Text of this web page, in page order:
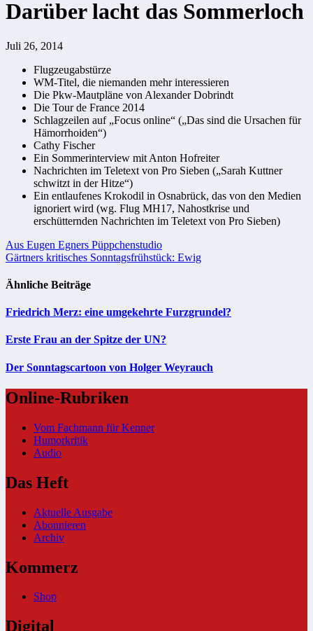
Darüber lacht das Sommerloch
Juli 26, 2014
Flugzeugabstürze
WM-Titel, die niemanden mehr interessieren
Die Pkw-Mautpläne von Alexander Dobrindt
Die Tour de France 2014
Schlagzeilen auf „Focus online“ („Das sind die Ursachen für
Hämorrhoiden“)
Cathy Fischer
Ein Sommerinterview mit Anton Hofreiter
Nachrichten im Teletext von Pro Sieben („Sarah Kuttner
schwitzt in der Hitze“)
Ein entlaufenes Krokodil in Osnabrück, das von den Medien
ignoriert wird (wg. Flug MH17, Nahostkrise und
erschütternden Nachrichten im Teletext von Pro Sieben)
Beitragsnavigation
Aus Eugen Egners Püppchenstudio
Gärtners kritisches Sonntagsfrühstück: Ewig
Ähnliche Beiträge
Friedrich Merz: eine umgekehrte Furzgrundel?
Erste Frau an der Spitze der UN?
Der Sonntagscartoon von Holger Weyrauch
Online-Rubriken
Vom Fachmann für Kenner
Humorkritik
Audio
Das Heft
Aktuelle Ausgabe
Abonnieren
Archiv
Kommerz
Shop
Digital